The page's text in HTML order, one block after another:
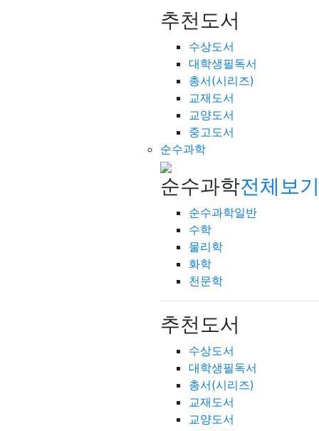
추천도서
수상도서
대학생필독서
총서(시리즈)
교재도서
교양도서
중고도서
순수과학
순수과학전체보
순수과학일반
수학
물리학
화학
천문학
추천도서
수상도서
대학생필독서
총서(시리즈)
교재도서
교양도서